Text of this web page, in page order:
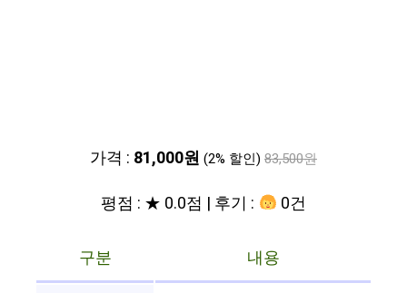
가격 : 81,000원 (2% 할인) 83,500원
평점 : ★ 0.0점 | 후기 : 0건
구분
내용